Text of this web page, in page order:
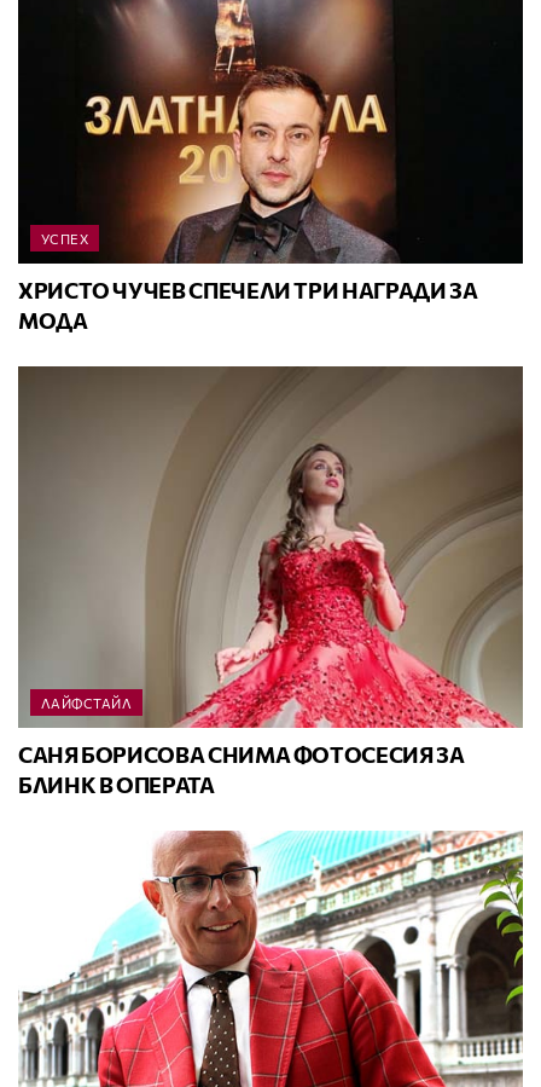
УСПЕХ
ХРИСТО ЧУЧЕВ СПЕЧЕЛИ ТРИ НАГРАДИ ЗА
МОДА
ЛАЙФСТАЙЛ
САНЯ БОРИСОВА СНИМА ФОТОСЕСИЯ ЗА
БЛИНК В ОПЕРАТА